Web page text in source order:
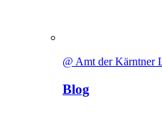
@ Amt der Kärntner
Blog